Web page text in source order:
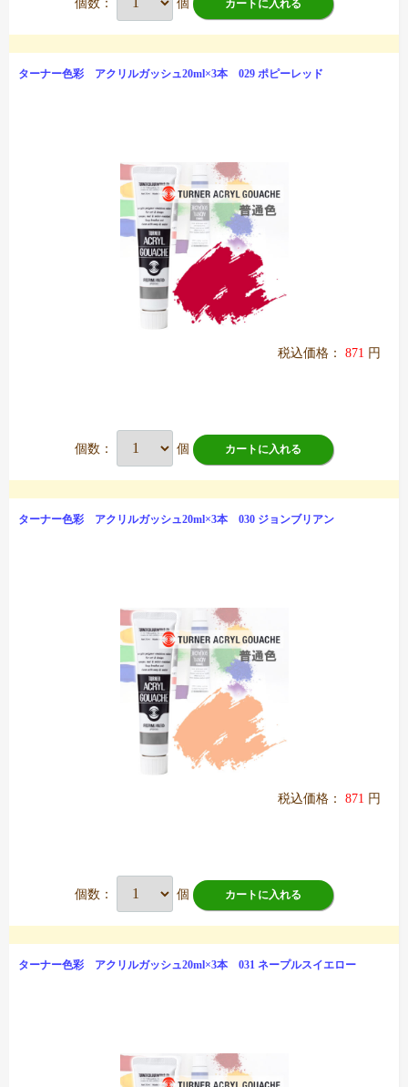
個数： 個 カートに入れる
ターナー色彩 アクリルガッシュ20ml×3本 029 ポピーレッド
税込価格： 871 円
個数： 個 カートに入れる
ターナー色彩 アクリルガッシュ20ml×3本 030 ジョンブリアン
税込価格： 871 円
個数： 個 カートに入れる
ターナー色彩 アクリルガッシュ20ml×3本 031 ネープルスイエロー